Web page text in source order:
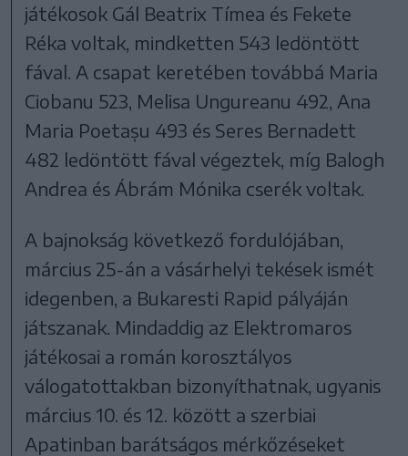
játékosok Gál Beatrix Tímea és Fekete
Réka voltak, mindketten 543 ledöntött
fával. A csapat keretében továbbá Maria
Ciobanu 523, Melisa Ungureanu 492, Ana
Maria Poetașu 493 és Seres Bernadett
482 ledöntött fával végeztek, míg Balogh
Andrea és Ábrám Mónika cserék voltak.
A bajnokság következő fordulójában,
március 25-án a vásárhelyi tekések ismét
idegenben, a Bukaresti Rapid pályáján
játszanak. Mindaddig az Elektromaros
játékosai a román korosztályos
válogatottakban bizonyíthatnak, ugyanis
március 10. és 12. között a szerbiai
Apatinban barátságos mérkőzéseket